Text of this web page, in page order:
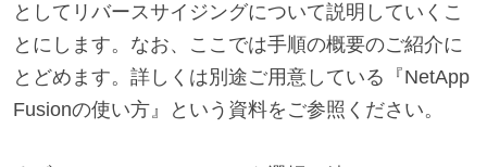
としてリバースサイジングについて説明していくこ
とにします。なお、ここでは手順の概要のご紹介に
とどめます。詳しくは別途ご用意している『NetApp
Fusionの使い方』という資料をご参照ください。